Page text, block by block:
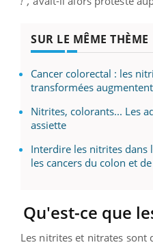
SUR LE MÊME THÈME
Cancer colorectal : les
transformées
Nitrites, colorants... Les
assiette
Interdire les nitrites
les cancers du colon et de
Qu'est-ce que
Les nitrites et nitrates sont